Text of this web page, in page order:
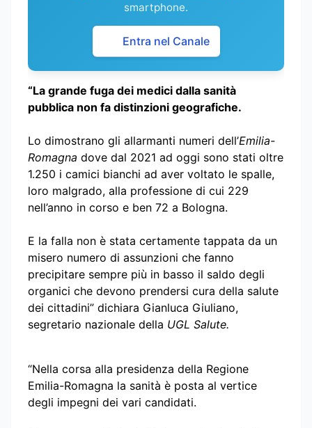
smartphone.
Entra nel Canale
“La grande fuga dei medici dalla sanità
pubblica non fa distinzioni geografiche.
Lo dimostrano gli allarmanti numeri dell’Emilia-
Romagna dove dal 2021 ad oggi sono stati oltre
1.250 i camici bianchi ad aver voltato le spalle,
loro malgrado, alla professione di cui 229
nell’anno in corso e ben 72 a Bologna.
E la falla non è stata certamente tappata da un
misero numero di assunzioni che fanno
precipitare sempre più in basso il saldo degli
organici che devono prendersi cura della salute
dei cittadini” dichiara Gianluca Giuliano,
segretario nazionale della UGL Salute.
“Nella corsa alla presidenza della Regione
Emilia-Romagna la sanità è posta al vertice
degli impegni dei vari candidati.